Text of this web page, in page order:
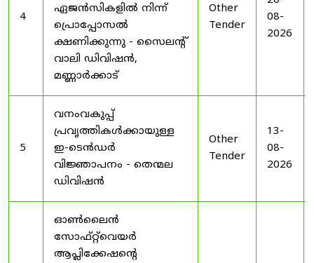
4
ഏജൻസികളിൽ നിന്ന്
പ്രൊപ്പോസൽ
ക്ഷണിക്കുന്നു - സൈലന്റ്
വാലി ഡിവിഷൻ,
മണ്ണാർക്കാട്
Other
Tender
08-
2026
5
വനംവകുപ്പ്
പ്രവൃത്തികൾക്കായുള്ള
ഇ-ടെൻഡർ
വിജ്ഞാപനം - തെന്മല
ഡിവിഷൻ
Other
Tender
13-
08-
2026
ഓൺലൈൻ
സോഫ്റ്റ്‌വെയർ
ആപ്ലിക്കേഷന്റെ